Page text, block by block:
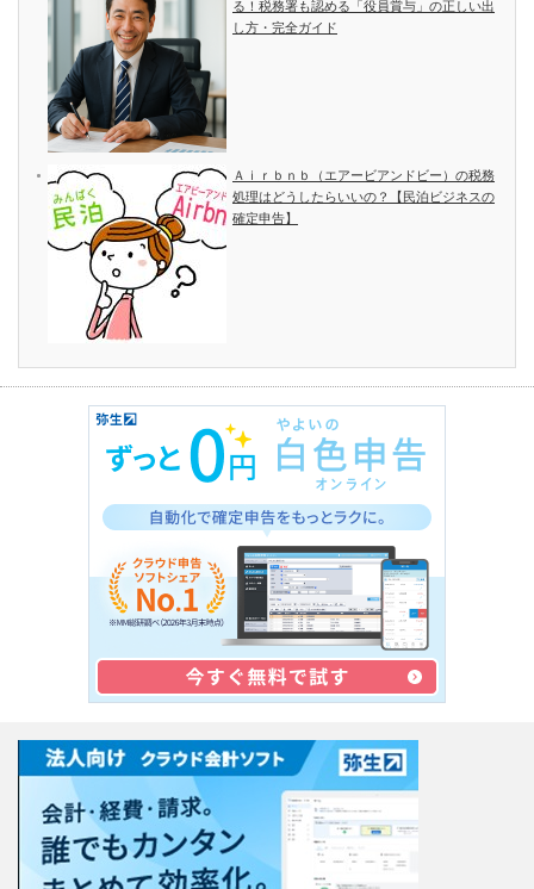
る！税務署も認める「役員賞与」の正しい出
し方・完全ガイド
Ａｉｒｂｎｂ（エアービアンドビー）の税務
処理はどうしたらいいの？【民泊ビジネスの
確定申告】